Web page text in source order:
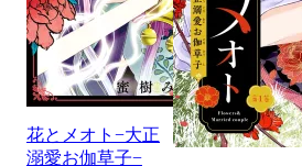
花とメオト−大正
溺愛お伽草子−